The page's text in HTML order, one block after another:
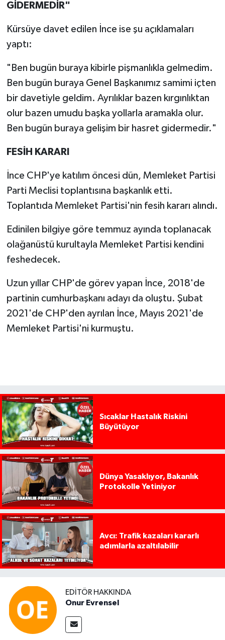
GİDERMEDİR"
Kürsüye davet edilen İnce ise şu açıklamaları
yaptı:
"Ben bugün buraya kibirle pişmanlıkla gelmedim.
Ben bugün buraya Genel Başkanımız samimi içten
bir davetiyle geldim. Ayrılıklar bazen kırgınlıktan
olur bazen umudu başka yollarla aramakla olur.
Ben bugün buraya gelişim bir hasret gidermedir."
FESİH KARARI
İnce CHP'ye katılım öncesi dün, Memleket Partisi
Parti Meclisi toplantısına başkanlık etti.
Toplantıda Memleket Partisi'nin fesih kararı alındı.
Edinilen bilgiye göre temmuz ayında toplanacak
olağanüstü kurultayla Memleket Partisi kendini
feshedecek.
Uzun yıllar CHP'de görev yapan İnce, 2018'de
partinin cumhurbaşkanı adayı da oluştu. Şubat
2021'de CHP'den ayrılan İnce, Mayıs 2021'de
Memleket Partisi'ni kurmuştu.
Sıcaklar Hastalık Riskini
Büyütüyor
Dünya Yasaklıyor, Bakanlık
Protokolle Yetiniyor
Avcı: Trafik kazaları kararlı
adımlarla azaltılabilir
EDITÖR HAKKINDA
Onur Evrensel